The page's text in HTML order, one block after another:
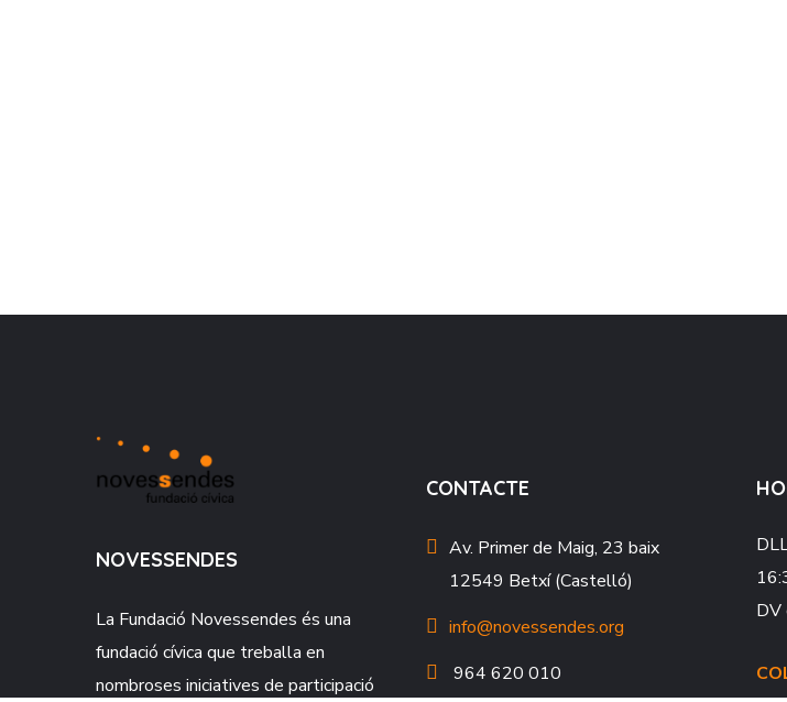
NOVESSENDES
La Fundació Novessendes és una
fundació cívica que treballa en
nombroses iniciatives de participació
CONTACTE
Av. Primer de Maig, 23 baix
12549 Betxí (Castelló)
info@novessendes.org
964 620 010
DV